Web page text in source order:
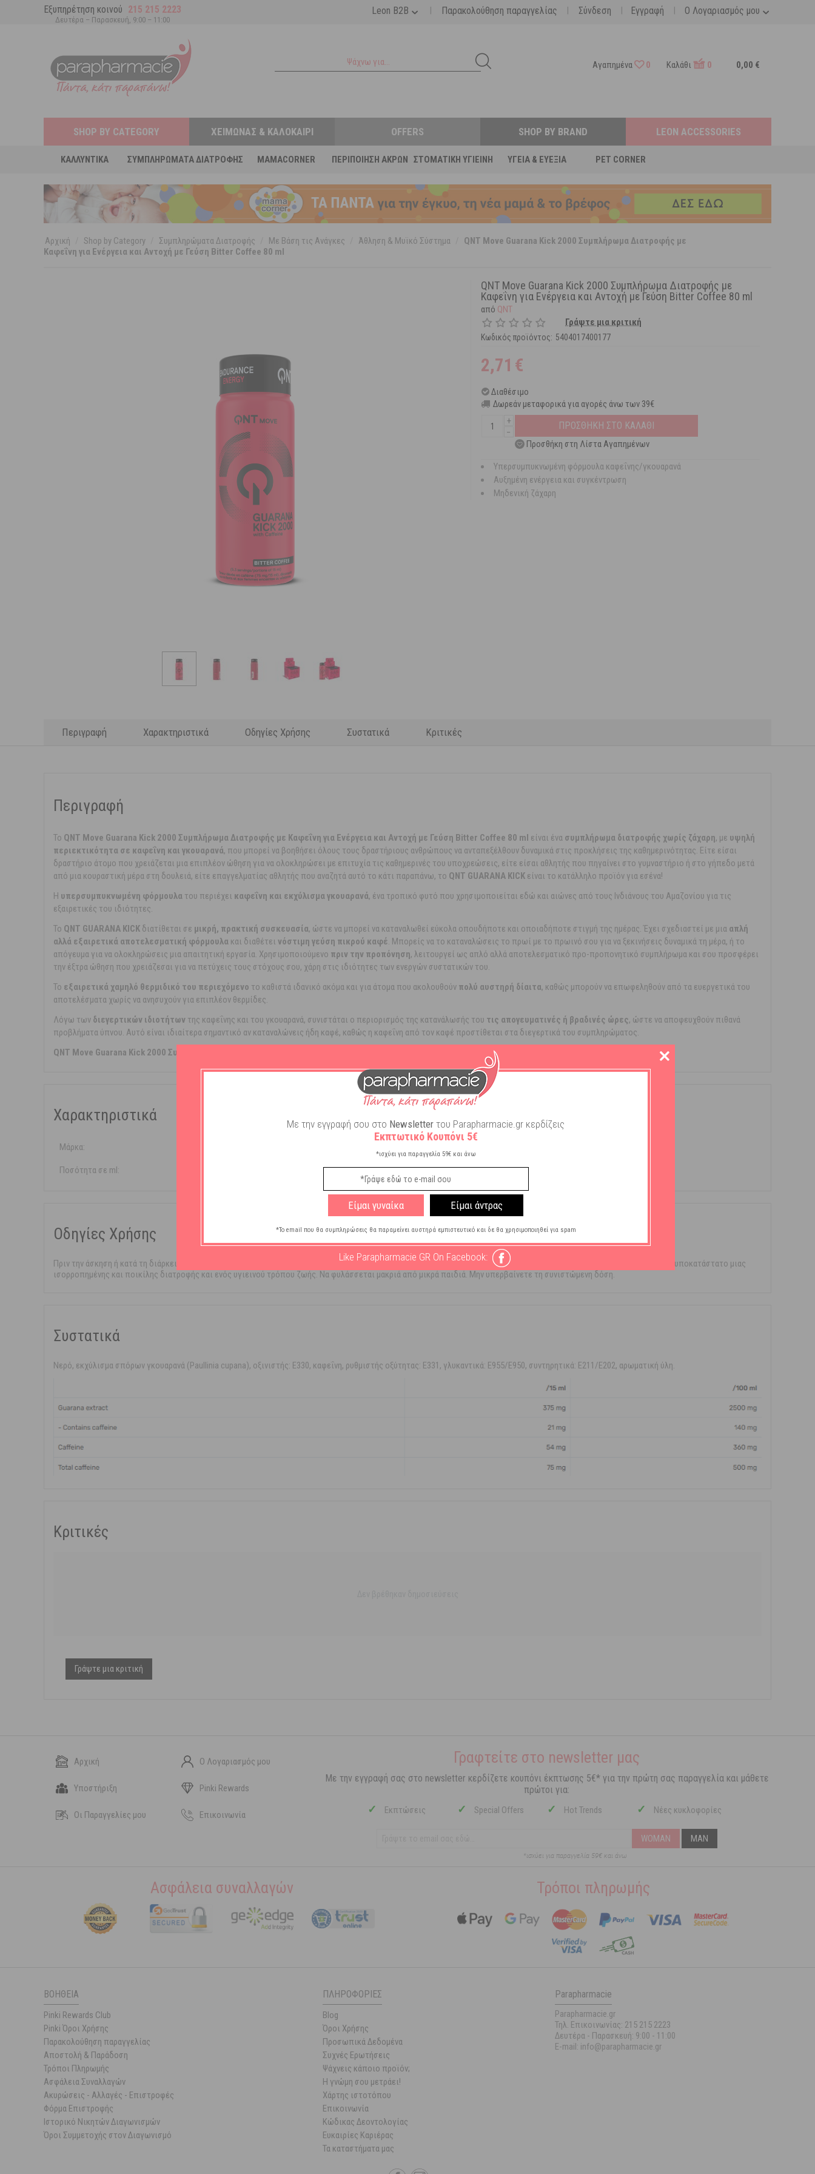
Εξυπηρέτηση κοινού 215 215 2223
Δευτέρα – Παρασκευή, 9:00 – 11:00
Ο Λογαριασμός μου
Leon B2B | Παρακολούθηση παραγγελίας | Σύνδεση | Εγγραφή |
Αγαπημένα 0 Καλάθι 0 0,00 €
SHOP BY CATEGORY
ΚΑΛΛΥΝΤΙΚΆ ΣΥΜΠΛΗΡΏΜΑΤΑ ΔΙΑΤΡΟΦΉΣ MAMACORNER ΠΕΡΙΠΟΊΗΣΗ ΆΚΡΩΝ ΣΤΟΜΑΤΙΚΉ ΥΓΙΕΙΝΉ ΥΓΕΊΑ & ΕΥΕΞΊΑ PET CORNER
ΧΕΙΜΏΝΑΣ & ΚΑΛΟΚΑΊΡΙ OFFERS SHOP BY BRAND LEON ACCESSORIES
Αρχική Shop by Category Συμπληρώματα Διατροφής Με Βάση τις Ανάγκες Άθληση & Μυϊκό Σύστημα
QNT Move Guarana Kick 2000 Συμπλήρωμα Διατροφής με
Καφεΐνη για Ενέργεια και Αντοχή με Γεύση Bitter Coffee 80 ml
QNT Move Guarana Kick 2000 Συμπλήρωμα Διατροφής με
Καφεΐνη για Ενέργεια και Αντοχή με Γεύση Bitter Coffee 80 ml
από QNT
Γράψτε μια κριτική
Κωδικός προϊόντος: 5404017400177
2,71 €
Διαθέσιμο
Δωρεάν μεταφορικά για αγορές άνω των 39€
+
−
ΠΡΟΣΘΗΚΗ ΣΤΟ ΚΑΛΑΘΙ
Προσθήκη στη Λίστα Αγαπημένων
Υπερσυμπυκνωμένη φόρμουλα καφεΐνης/γκουαρανά
Αυξημένη ενέργεια και συγκέντρωση
Μηδενική ζάχαρη
Περιγραφή Χαρακτηριστικά Οδηγίες Χρήσης Συστατικά Κριτικές
Περιγραφή
Το QNT Move Guarana Kick 2000 Συμπλήρωμα Διατροφής με Καφεΐνη για Ενέργεια και Αντοχή με Γεύση Bitter Coffee 80 ml είναι ένα συμπλήρωμα διατροφής χωρίς ζάχαρη, με υψηλή
περιεκτικότητα σε καφεΐνη και γκουαρανά, που μπορεί να βοηθήσει όλους τους δραστήριους ανθρώπους να ανταπεξέλθουν δυναμικά στις προκλήσεις της καθημερινότητας. Είτε είσαι
δραστήριο άτομο που χρειάζεται μια επιπλέον ώθηση για να ολοκληρώσει με επιτυχία τις καθημερινές του υποχρεώσεις, είτε είσαι αθλητής που πηγαίνει στο γυμναστήριο ή στο γήπεδο μετά
από μια κουραστική μέρα στη δουλειά, είτε επαγγελματίας αθλητής που αναζητά αυτό το κάτι παραπάνω, το QNT GUARANA KICK είναι το κατάλληλο προϊόν για εσένα!
Η υπερσυμπυκνωμένη φόρμουλα του περιέχει καφεΐνη και εκχύλισμα γκουαρανά, ένα τροπικό φυτό που χρησιμοποιείται εδώ και αιώνες από τους Ινδιάνους του Αμαζονίου για τις
εξαιρετικές του ιδιότητες.
Το QNT GUARANA KICK διατίθεται σε μικρή, πρακτική συσκευασία, ώστε να μπορεί να καταναλωθεί εύκολα οπουδήποτε και οποιαδήποτε στιγμή της ημέρας. Έχει σχεδιαστεί με μια απλή
αλλά εξαιρετικά αποτελεσματική φόρμουλα και διαθέτει νόστιμη γεύση πικρού καφέ. Μπορείς να το καταναλώσεις το πρωί με το πρωινό σου για να ξεκινήσεις δυναμικά τη μέρα, ή το
απόγευμα για να ολοκληρώσεις μια απαιτητική εργασία. Χρησιμοποιούμενο πριν την προπόνηση, λειτουργεί ως απλό αλλά αποτελεσματικό προ-προπονητικό συμπλήρωμα και σου προσφέρει
την έξτρα ώθηση που χρειάζεσαι για να πετύχεις τους στόχους σου, χάρη στις ιδιότητες των ενεργών συστατικών του.
Το εξαιρετικά χαμηλό θερμιδικό του περιεχόμενο το καθιστά ιδανικό ακόμα και για άτομα που ακολουθούν πολύ αυστηρή δίαιτα, καθώς μπορούν να επωφεληθούν από τα ευεργετικά του
αποτελέσματα χωρίς να ανησυχούν για επιπλέον θερμίδες.
Λόγω των διεγερτικών ιδιοτήτων της καφεΐνης και του γκουαρανά, συνιστάται ο περιορισμός της κατανάλωσής του τις απογευματινές ή βραδινές ώρες, ώστε να αποφευχθούν πιθανά
προβλήματα ύπνου. Αυτό είναι ιδιαίτερα σημαντικό αν καταναλώνεις ήδη καφέ, καθώς η καφεΐνη από τον καφέ προστίθεται στα διεγερτικά του συμπληρώματος.
QNT Move Guarana Kick 2000 Συμπλήρωμα Διατροφής με Καφεΐνη για Ενέργεια και Αντοχή με Γεύση Bitter Coffee 80 ml
Χαρακτηριστικά
Μάρκα:
Ποσότητα σε ml:
Οδηγίες Χρήσης
Πριν την άσκηση ή κατά τη διάρκεια της ημέρας. Μην το χρησιμοποιείτε τουλάχιστον 4 ώρες πριν τον ύπνο. Το συμπλήρωμα διατροφής δεν πρέπει να χρησιμοποιείται ως υποκατάστατο μιας
ισορροπημένης και ποικίλης διατροφής και ενός υγιεινού τρόπου ζωής. Να φυλάσσεται μακριά από μικρά παιδιά. Μην υπερβαίνετε τη συνιστώμενη δόση.
Συστατικά
Νερό, εκχύλισμα σπόρων γκουαρανά (Paullinia cupana), οξινιστής: E330, καφεΐνη, ρυθμιστής οξύτητας: E331, γλυκαντικά: E955/E950, συντηρητικά: E211/E202, αρωματική ύλη.
Κριτικές
Γράψτε μια κριτική
Αρχική Ο Λογαριασμός μου
Υποστήριξη Pinki Rewards
Οι Παραγγελίες μου Επικοινωνία
Γραφτείτε στο newsletter μας
Με την εγγραφή σας στο newsletter κερδίζετε κουπόνι έκπτωσης 5€* για την πρώτη σας παραγγελία και μάθετε
πρώτοι για:
✓ Εκπτώσεις ✓ Special Offers ✓ Hot Trends ✓ Νέες κυκλοφορίες
WOMAN MAN
*ισχύει για παραγγελία 59€ και άνω
Ασφάλεια συναλλαγών Τρόποι πληρωμής
ΒΟΉΘΕΙΑ
Pinki Rewards Club
Pinki Όροι Χρήσης
Παρακολούθηση παραγγελίας
Αποστολή & Παράδοση
Τρόποι Πληρωμής
Ασφάλεια Συναλλαγών
Ακυρώσεις - Αλλαγές - Επιστροφές
Φόρμα Επιστροφής
Ιστορικό Νικητών Διαγωνισμών
Όροι Συμμετοχής στον Διαγωνισμό
ΠΛΗΡΟΦΟΡΊΕΣ
Blog
Όροι Χρήσης
Προσωπικά Δεδομένα
Συχνές Ερωτήσεις
Ψάχνεις κάποιο προϊόν;
Η γνώμη σου μετράει!
Χάρτης ιστοτόπου
Επικοινωνία
Κώδικας Δεοντολογίας
Ευκαιρίες Καριέρας
Τα καταστήματα μας
Parapharmacie
Parapharmacie.gr
Τηλ. Επικοινωνίας: 215 215 2223
Δευτέρα - Παρασκευή: 9:00 - 11:00
E-mail: info@parapharmacie.gr
Με την εγγραφή σου στο Newsletter του Parapharmacie.gr κερδίζεις
Εκπτωτικό Κουπόνι 5€
*ισχύει για παραγγελία 59€ και άνω
Είμαι γυναίκα Είμαι άντρας
*Το email που θα συμπληρώσεις θα παραμείνει αυστηρά εμπιστευτικό και δε θα χρησιμοποιηθεί για spam
Like Parapharmacie GR On Facebook: